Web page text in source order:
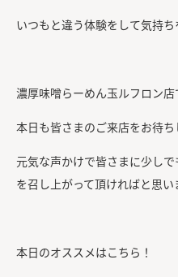
いつもと違う体験をして気持
濃厚味噌らーめん玉ルフロン店
本日も皆さまのご来店をお待ち
元気な声かけで皆さまに少し
を召し上がって頂ければと思い
本日のオススメはこちら！